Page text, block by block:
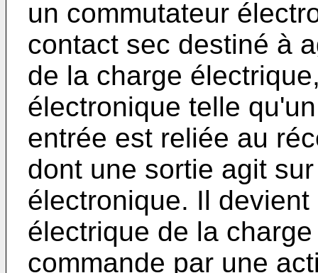
un commutateur
contact sec destiné à
de la charge
électronique telle
entrée est reliée au
dont une sortie agit
électronique. Il
électrique de la
commande par une